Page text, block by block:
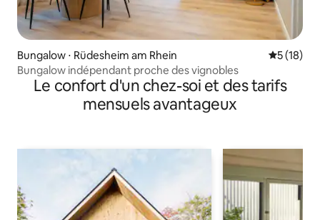
Bungalow ⋅ Rüdesheim am Rhein
5 (18)
Bungalow indépendant proche des vignobles
Le confort d'un chez-soi et des tarifs
mensuels avantageux